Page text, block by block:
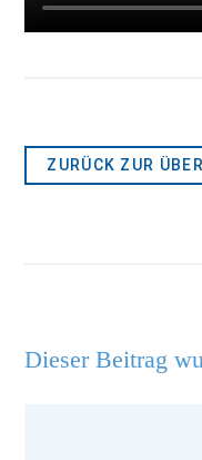
ZURÜCK ZUR
Dieser Beitrag